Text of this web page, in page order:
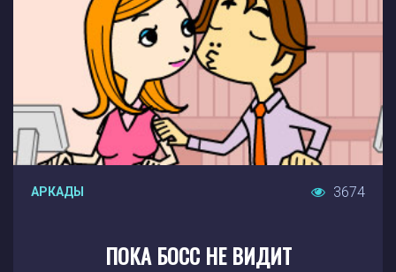
АРКАДЫ 3674
ПОКА БОСС НЕ ВИДИТ